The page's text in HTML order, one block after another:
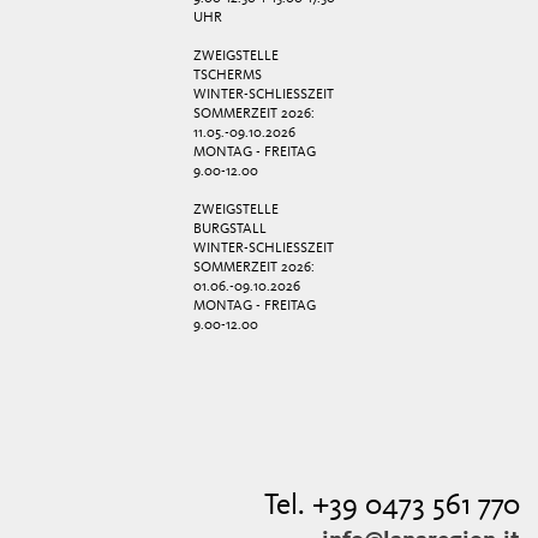
UHR
ZWEIGSTELLE
TSCHERMS
WINTER-SCHLIESSZEIT
SOMMERZEIT 2026:
11.05.-09.10.2026
MONTAG - FREITAG
9.00-12.00
ZWEIGSTELLE
BURGSTALL
WINTER-SCHLIESSZEIT
SOMMERZEIT 2026:
01.06.-09.10.2026
MONTAG - FREITAG
9.00-12.00
Tel. +39 0473 561 770